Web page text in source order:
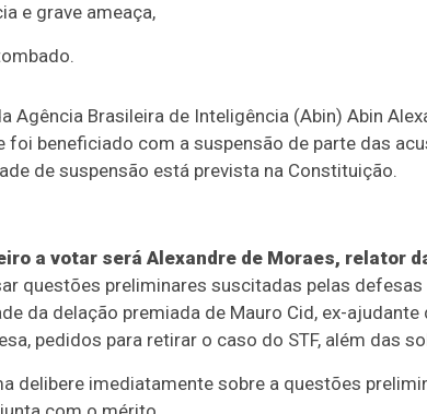
e grave ameaça,
Agência Brasileira de Inteligência (Abin) Abin
foi beneficiado com a suspensão de parte das
de suspensão está prevista na Constituição.
a votar será Alexandre de Moraes, relator
questões preliminares suscitadas pelas
da delação premiada de Mauro Cid, ex-ajudante
pedidos para retirar o caso do STF, além das
delibere imediatamente sobre a questões